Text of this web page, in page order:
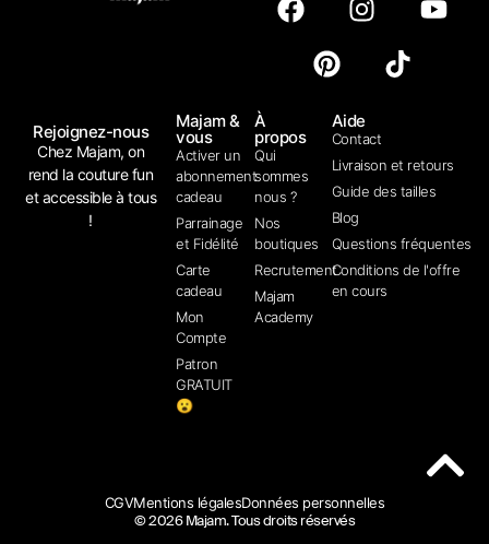
Aide
Contact
Livraison et retours
Guide des tailles
Blog
Questions fréquentes
Conditions de l'offre
en cours
À
propos
Qui
sommes
nous ?
Nos
boutiques
Recrutement
Majam
Academy
Majam &
vous
Activer un
abonnement
cadeau
Parrainage
et Fidélité
Carte
cadeau
Mon
Compte
Patron
GRATUIT
😮
Rejoignez-nous
Chez Majam, on
rend la couture fun
et accessible à tous
!
© 2026 Majam. Tous droits réservés
CGVMentions légalesDonnées personnelles